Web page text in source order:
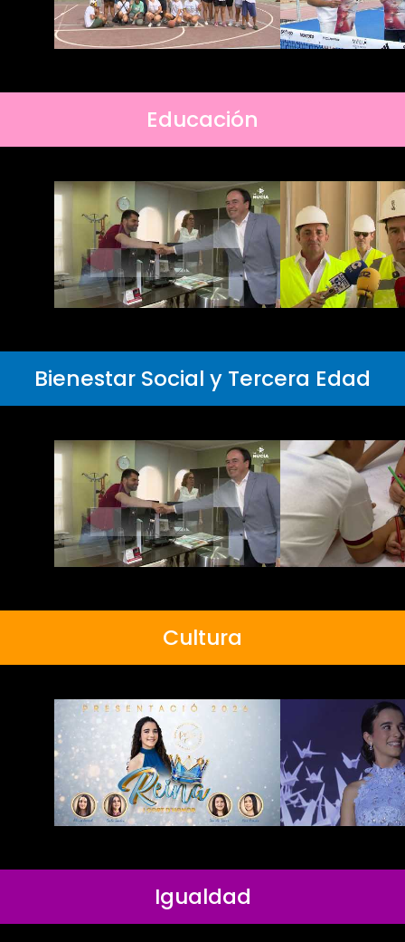
Educación
Bienestar Social y Tercera Edad
Cultura
Igualdad